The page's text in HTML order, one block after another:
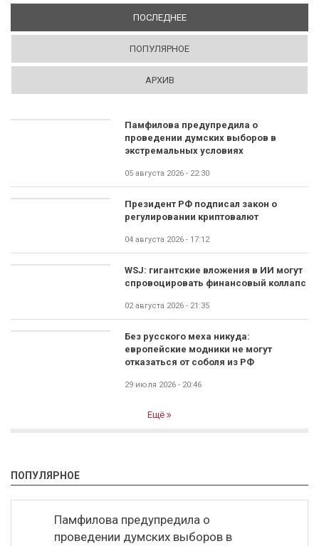
ПОСЛЕДНЕЕ(АКТИВНАЯ ВКЛАДКА)
ПОПУЛЯРНОЕ
АРХИВ
Памфилова предупредила о
проведении думских выборов в
экстремальных условиях
05 августа 2026 - 22:30
Президент РФ подписал закон о
регулировании криптовалют
04 августа 2026 - 17:12
WSJ: гигантские вложения в ИИ могут
спровоцировать финансовый коллапс
02 августа 2026 - 21:35
Без русского меха никуда:
европейские модники не могут
отказаться от соболя из РФ
29 июля 2026 - 20:46
Ещё
ПОПУЛЯРНОЕ
Памфилова предупредила о
проведении думских выборов в